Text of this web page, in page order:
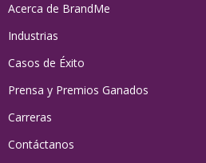
Acerca de BrandMe
Industrias
Casos de Éxito
Prensa y Premios Ganados
Carreras
Contáctanos